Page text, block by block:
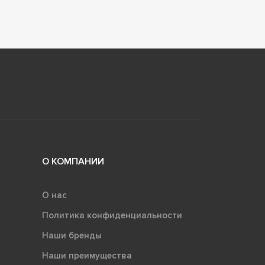
О КОМПАНИИ
О нас
Политика конфиденциальности
Наши бренды
Наши преимущества